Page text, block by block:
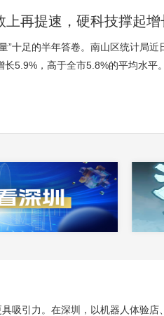
上再提速，硬科技撑起增
”十足的半年答卷。南山区统计局
5.9%，高于全市5.8%的平均水平
吸引力。在深圳，以机器人体验